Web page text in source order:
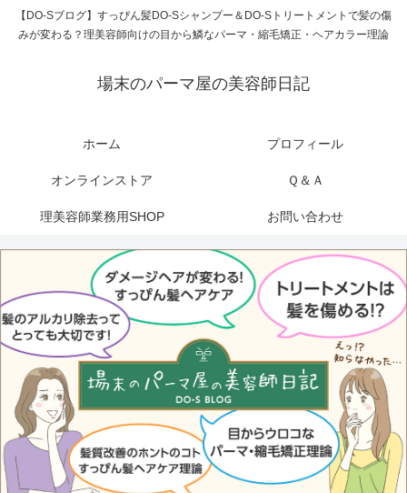
【DO-Sブログ】すっぴん髪DO-Sシャンプー＆DO-Sトリートメントで髪の傷
みが変わる？理美容師向けの目から鱗なパーマ・縮毛矯正・ヘアカラー理論
場末のパーマ屋の美容師日記
ホーム プロフィール
オンラインストア Ｑ＆Ａ
理美容師業務用SHOP お問い合わせ